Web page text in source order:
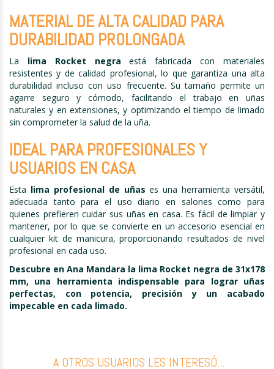
MATERIAL DE ALTA CALIDAD PARA
DURABILIDAD PROLONGADA
La lima Rocket negra está fabricada con materiales
resistentes y de calidad profesional, lo que garantiza una alta
durabilidad incluso con uso frecuente. Su tamaño permite un
agarre seguro y cómodo, facilitando el trabajo en uñas
naturales y en extensiones, y optimizando el tiempo de limado
sin comprometer la salud de la uña.
IDEAL PARA PROFESIONALES Y
USUARIOS EN CASA
Esta lima profesional de uñas es una herramienta versátil,
adecuada tanto para el uso diario en salones como para
quienes prefieren cuidar sus uñas en casa. Es fácil de limpiar y
mantener, por lo que se convierte en un accesorio esencial en
cualquier kit de manicura, proporcionando resultados de nivel
profesional en cada uso.
Descubre en Ana Mandara la lima Rocket negra de 31x178
mm, una herramienta indispensable para lograr uñas
perfectas, con potencia, precisión y un acabado
impecable en cada limado.
A OTROS USUARIOS LES INTERESÓ...